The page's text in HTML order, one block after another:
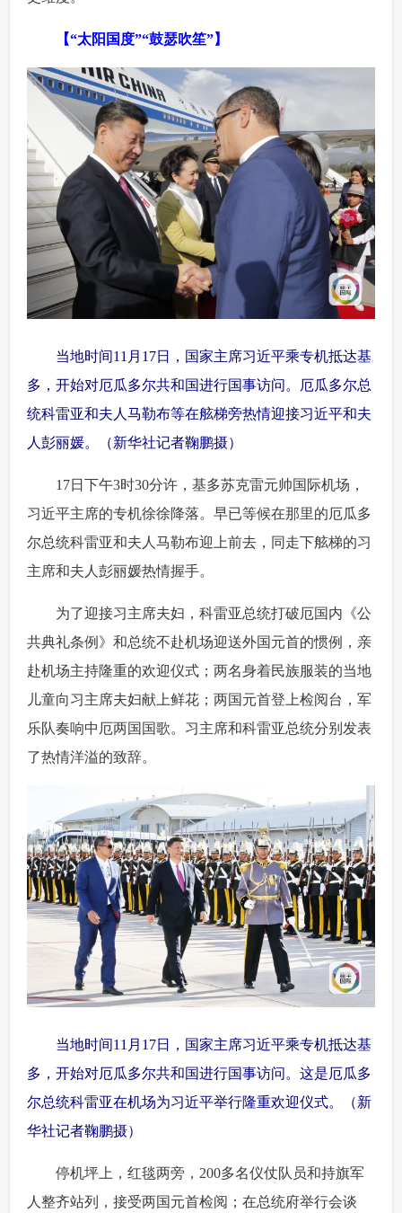
【“太阳国度”“鼓瑟吹笙”】
当地时间11月17日，国家主席习近平乘专机抵达基
多，开始对厄瓜多尔共和国进行国事访问。厄瓜多尔总
统科雷亚和夫人马勒布等在舷梯旁热情迎接习近平和夫
人彭丽媛。（新华社记者鞠鹏摄）
17日下午3时30分许，基多苏克雷元帅国际机场，
习近平主席的专机徐徐降落。早已等候在那里的厄瓜多
尔总统科雷亚和夫人马勒布迎上前去，同走下舷梯的习
主席和夫人彭丽媛热情握手。
为了迎接习主席夫妇，科雷亚总统打破厄国内《公
共典礼条例》和总统不赴机场迎送外国元首的惯例，亲
赴机场主持隆重的欢迎仪式；两名身着民族服装的当地
儿童向习主席夫妇献上鲜花；两国元首登上检阅台，军
乐队奏响中厄两国国歌。习主席和科雷亚总统分别发表
了热情洋溢的致辞。
当地时间11月17日，国家主席习近平乘专机抵达基
多，开始对厄瓜多尔共和国进行国事访问。这是厄瓜多
尔总统科雷亚在机场为习近平举行隆重欢迎仪式。（新
华社记者鞠鹏摄）
停机坪上，红毯两旁，200多名仪仗队员和持旗军
人整齐站列，接受两国元首检阅；在总统府举行会谈